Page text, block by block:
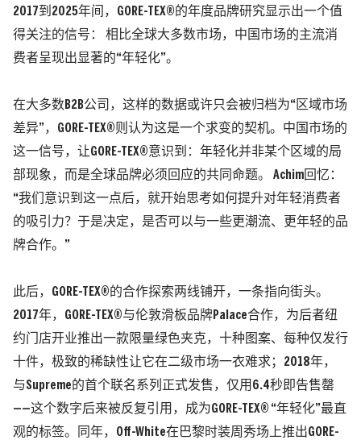
2017到2025年间，GORE-TEX®的年度品牌研究显示出一个值
得关注的信号： 相比全球大多数市场，中国市场的主流消
费者呈现出显著的“年轻化”。
在大多数B2B公司，这样的数据或许只会被归档为“区域市场
差异”，GORE-TEX®则认为这是一个求变的契机。中国市场的
这一信号，让GORE-TEX®意识到：年轻化并非某个区域的局
部现象，而是全球品牌必须回应的共同命题。 Achim回忆：
“我们意识到这一点后，就开始思考如何提升对年轻消费者
的吸引力？于是决定，是否可以与一些更潮流、更年轻的品
牌合作。”
此后，GORE-TEX®的合作探索两线铺开，一条指向街头。
2017年，GORE-TEX®与伦敦滑板品牌 Palace合作，为后者纽
约门店开业推出一款限量绿色夹克，十种图案、每种仅发行
十件，极致的稀缺性让它在二级市场一衣难求；2018年，
与Supreme的首个联名系列正式发售，仅用6.4秒即告售罄
——这个数字后来被反复引用，成为GORE-TEX® “年轻化”最直
观的标签。同年，Off-White在巴黎时装周秀场上推出GORE-